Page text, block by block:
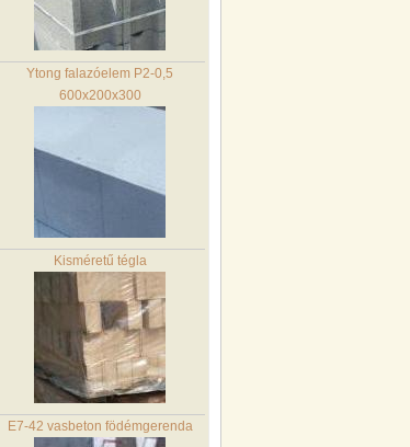
Ytong falazóelem P2-0,5
600x200x300
Kisméretű tégla
E7-42 vasbeton födémgerenda